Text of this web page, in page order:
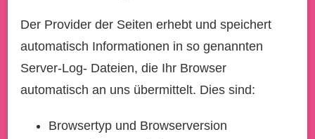
Der Provider der Seiten erhebt und speichert
automatisch Informationen in so genannten
Server-Log- Dateien, die Ihr Browser
automatisch an uns übermittelt. Dies sind:
Browsertyp und Browserversion